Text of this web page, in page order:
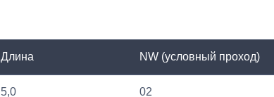
Длина NW (условный проход)
5,0 02